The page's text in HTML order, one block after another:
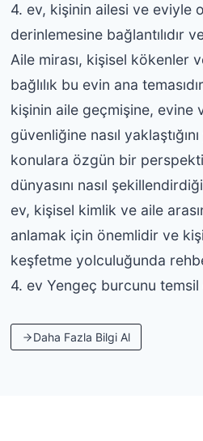
4. ev, kişinin ailesi ve eviyle
derinlemesine bağlantılıdır
Aile mirası, kişisel kökenler
bağlılık bu evin ana
kişinin aile geçmişine, evine
güvenliğine nasıl
konulara özgün bir
dünyasını nasıl
ev, kişisel kimlik ve aile
anlamak için önemlidir ve
keşfetme yolculuğunda
4. ev Yengeç burcunu
Daha Fazla Bilgi Al